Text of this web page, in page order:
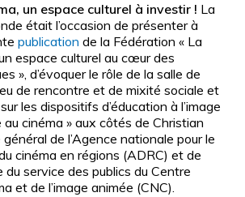
un espace culturel à investir ! La
était l’occasion de présenter à
publication de la Fédération « La
espace culturel au cœur des
», d’évoquer le rôle de la salle de
de rencontre et de mixité sociale et
les dispositifs d’éducation à l’image
cinéma » aux côtés de Christian
de l’Agence nationale pour le
cinéma en régions (ADRC) et de
service des publics du Centre
et de l’image animée (CNC).